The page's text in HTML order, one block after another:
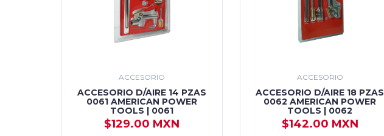
ACCESORIO
ACCESORIO D/AIRE 14 PZAS
0061 AMERICAN POWER
TOOLS | 0061
$129.00 MXN
ACCESORIO
ACCESORIO D/AIRE 18 PZAS
0062 AMERICAN POWER
TOOLS | 0062
$142.00 MXN